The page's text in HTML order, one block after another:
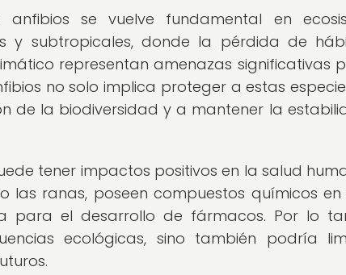
se vuelve fundamental en
y subtropicales, donde la pérdida de
representan amenazas significativas
no solo implica proteger a estas
de la biodiversidad y a mantener la
tener impactos positivos en la salud
las ranas, poseen compuestos químicos en
para el desarrollo de fármacos. Por lo
ecológicas, sino también podría